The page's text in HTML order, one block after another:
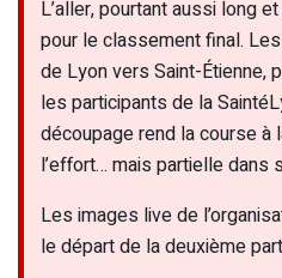
L’aller, pourtant aussi long
pour le classement final.
de Lyon vers Saint-Étienne,
les participants de la
découpage rend la course
l’effort… mais partielle dans
Les images live de
le départ de la deuxième